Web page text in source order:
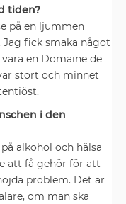
tiden?
på en ljummen
fick smaka något
en Domaine de
stort och minnet
i den
alkohol och hälsa
att få gehör för att
problem. Det är
om man ska